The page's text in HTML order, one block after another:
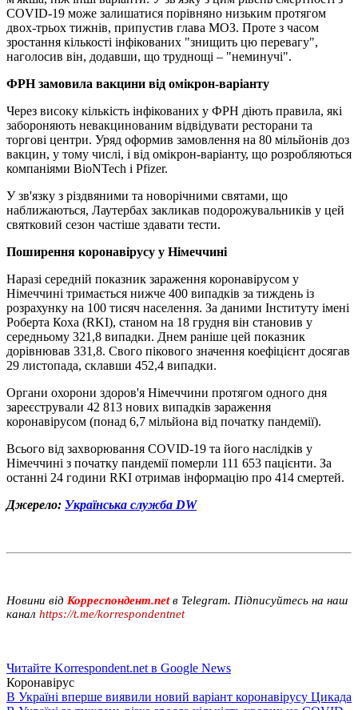
COVID-19 може залишатися порівняно низьким протягом
двох-трьох тижнів, припустив глава МОЗ. Проте з часом
зростання кількості інфікованих "знищить цю перевагу",
наголосив він, додавши, що труднощі – "неминучі".
ФРН замовила вакцини від омікрон-варіанту
Через високу кількість інфікованих у ФРН діють правила, які
забороняють невакцинованим відвідувати ресторани та
торгові центри. Уряд оформив замовлення на 80 мільйонів доз
вакцин, у тому числі, і від омікрон-варіанту, що розробляються
компаніями BioNTech і Pfizer.
У зв'язку з різдвяними та новорічними святами, що
наближаються, Лаутербах закликав подорожувальників у цей
святковий сезон частіше здавати тести.
Поширення коронавірусу у Німеччині
Наразі середній показник зараження коронавірусом у
Німеччині тримається нижче 400 випадків за тиждень із
розрахунку на 100 тисяч населення. За даними Інституту імені
Роберта Коха (RKI), станом на 18 грудня він становив у
середньому 321,8 випадки. Днем раніше цей показник
дорівнював 331,8. Свого пікового значення коефіцієнт досягав
29 листопада, склавши 452,4 випадки.
Органи охорони здоров'я Німеччини протягом одного дня
зареєстрували 42 813 нових випадків зараження
коронавірусом (понад 6,7 мільйона від початку пандемії).
Всього від захворювання COVID-19 та його наслідків у
Німеччині з початку пандемії померли 111 653 пацієнти. За
останні 24 години RKI отримав інформацію про 414 смертей.
Джерело: Українська служба DW
Новини від Корреспондент.netв Telegram. Підписуйтесь на наш
канал https://t.me/korrespondentnet
Читайте Korrespondent.net в Google News
Коронавірус
В Україні вперше виявили новий варіант коронавірусу Цикада